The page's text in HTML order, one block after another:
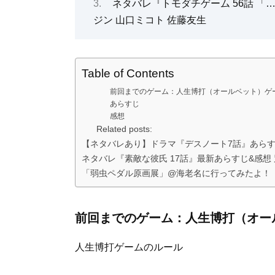
ネタバレ『トモダチゲーム 56話 「
ジン 山口ミコト 佐藤友生
Table of Contents
前回までのゲーム：人生博打（オールベット）ゲ
あらすじ
感想
Related posts:
【ネタバレあり】ドラマ『デスノート7話』あ
ネタバレ『素敵な彼氏 17話』最新あらすじ&感
「弱虫ペダル原画展」@海老名に行ってみた
前回までのゲーム：人生博打（オ
人生博打ゲームのルール